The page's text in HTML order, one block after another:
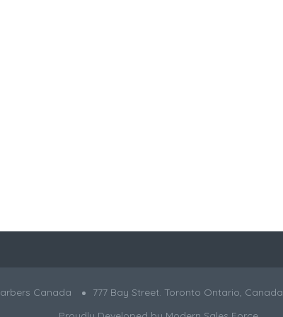
Canada 777 Bay Street. Toronto Ontario, Canada